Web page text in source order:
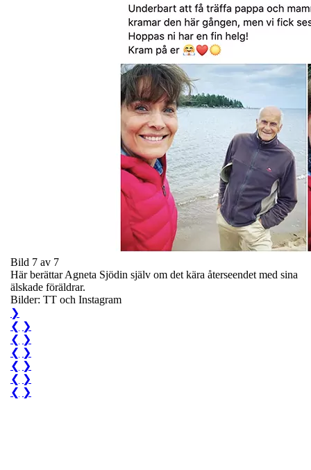
Bild 7 av 7
Här berättar Agneta Sjödin själv om det kära återseendet med sina
älskade föräldrar.
Bilder: TT och Instagram
❯
❮ ❯
❮ ❯
❮ ❯
❮ ❯
❮ ❯
❮ ❯